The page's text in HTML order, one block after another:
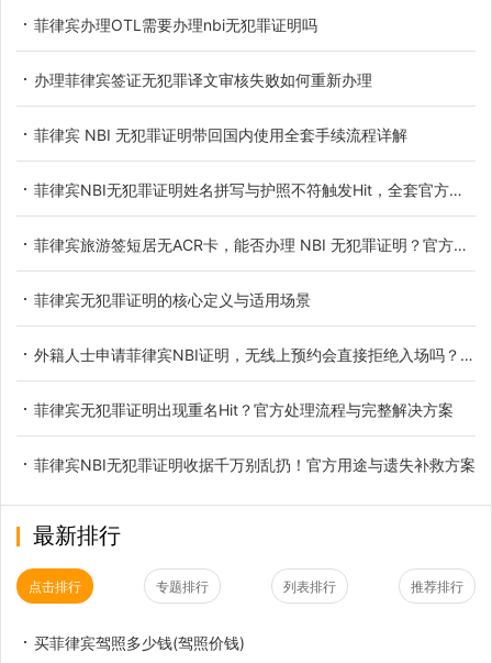
菲律宾办理OTL需要办理nbi无犯罪证明吗
办理菲律宾签证无犯罪译文审核失败如何重新办理
菲律宾 NBI 无犯罪证明带回国内使用全套手续流程详解
菲律宾NBI无犯罪证明姓名拼写与护照不符触发Hit，全套官方解决办法
菲律宾旅游签短居无ACR卡，能否办理 NBI 无犯罪证明？官方政策完整解析
菲律宾无犯罪证明的核心定义与适用场景
外籍人士申请菲律宾NBI证明，无线上预约会直接拒绝入场吗？官方政策完整解读
菲律宾无犯罪证明出现重名Hit？官方处理流程与完整解决方案
菲律宾NBI无犯罪证明收据千万别乱扔！官方用途与遗失补救方案
最新排行
点击排行 专题排行 列表排行 推荐排行
买菲律宾驾照多少钱(驾照价钱)